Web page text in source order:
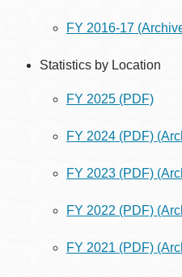
FY 2016-17
Statistics by Location
FY 2025 (PDF)
FY 2024 (PDF)
FY 2023 (PDF)
FY 2022 (PDF)
FY 2021 (PDF)